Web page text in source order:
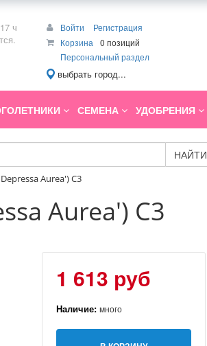
ч
Войти
Регистрация
Корзина
0 позиций
Персональный раздел
выбрать город...
СЕМЕНА УДОБРЕНИЯ
НАЙТИ
Aurea') C3
Aurea') C3
1 613 руб
Наличие: много